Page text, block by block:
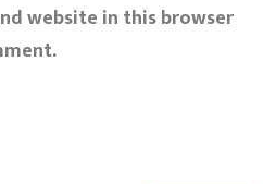
website in this browser